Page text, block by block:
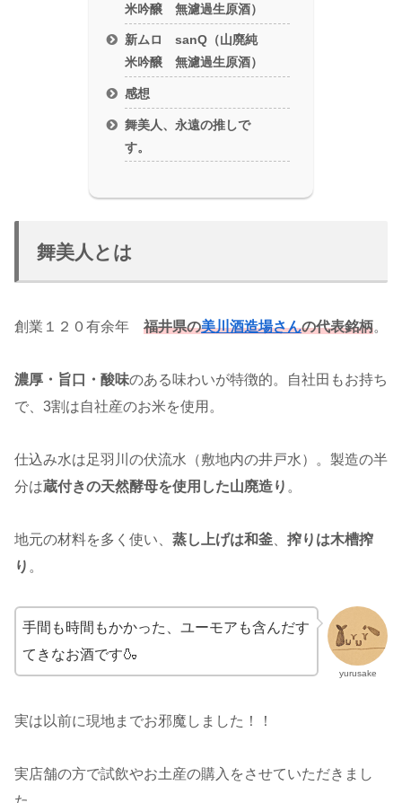
米吟醸 無濾過生原酒）
新ムロ sanQ（山廃純
米吟醸 無濾過生原酒）
感想
舞美人、永遠の推しで
す。
舞美人とは
創業１２０有余年 福井県の美川酒造場さんの代表銘柄。
濃厚・旨口・酸味のある味わいが特徴的。自社田もお持ち
で、3割は自社産のお米を使用。
仕込み水は足羽川の伏流水（敷地内の井戸水）。製造の半
分は蔵付きの天然酵母を使用した山廃造り 。
地元の材料を多く使い、 蒸し上げは和釜
搾りは木槽搾
り 。
yurusake
手間も時間もかかった、ユーモアも含んだす
てきなお酒です🍶
実は以前に現地までお邪魔しました！！
実店舗の方で試飲やお土産の購入をさせていただきまし